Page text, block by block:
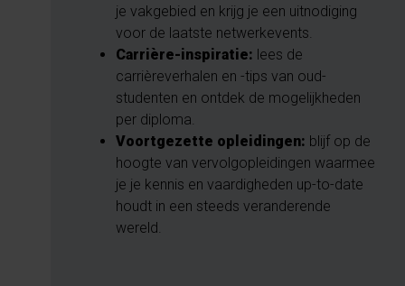
je vakgebied en krijg je een uitnodiging
voor de laatste netwerkevents.
Carrière-inspiratie: lees de
carrièreverhalen en -tips van oud-
studenten en ontdek de mogelijkheden
per diploma.
Voortgezette opleidingen: blijf op de
hoogte van vervolgopleidingen waarmee
je je kennis en vaardigheden up-to-date
houdt in een steeds veranderende
wereld.